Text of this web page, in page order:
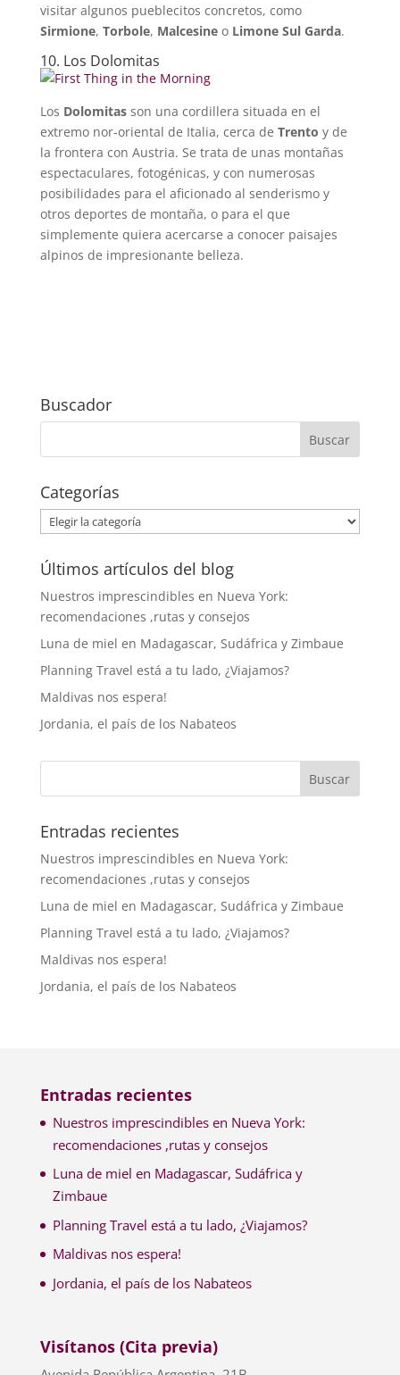
visitar algunos pueblecitos concretos, como
Sirmione, Torbole, Malcesineo Limone Sul Garda.
10. Los Dolomitas
Los Dolomitasson una cordillera situada en el
extremo nor-oriental de Italia, cerca de Trento y de
la frontera con Austria. Se trata de unas montañas
espectaculares, fotogénicas, y con numerosas
posibilidades para el aficionado al senderismo y
otros deportes de montaña, o para el que
simplemente quiera acercarse a conocer paisajes
alpinos de impresionante belleza.
Buscador
Categorías
Categorías
Últimos artículos del blog
Nuestros imprescindibles en Nueva York:
recomendaciones ,rutas y consejos
Luna de miel en Madagascar, Sudáfrica y Zimbaue
Planning Travel está a tu lado, ¿Viajamos?
Maldivas nos espera!
Jordania, el país de los Nabateos
Entradas recientes
Nuestros imprescindibles en Nueva York:
recomendaciones ,rutas y consejos
Luna de miel en Madagascar, Sudáfrica y Zimbaue
Planning Travel está a tu lado, ¿Viajamos?
Maldivas nos espera!
Jordania, el país de los Nabateos
Entradas recientes
Nuestros imprescindibles en Nueva York:
recomendaciones ,rutas y consejos
Luna de miel en Madagascar, Sudáfrica y
Zimbaue
Planning Travel está a tu lado, ¿Viajamos?
Maldivas nos espera!
Jordania, el país de los Nabateos
Visítanos (Cita previa)